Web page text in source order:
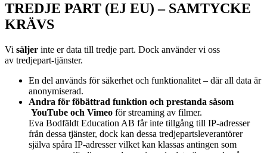
TREDJE PART (EJ EU) – SAMTYCKE
KRÄVS
Vi säljer inte er data till tredje part. Dock använder vi oss
av tredjepart-tjänster.
En del används för säkerhet och funktionalitet – där all data är
anonymiserad.
Andra för föbättrad funktion och prestanda såsom
YouTube och Vimeo för streaming av filmer.
Eva Bodfäldt Education AB får inte tillgång till IP-adresser
från dessa tjänster, dock kan dessa tredjepartsleverantörer
själva spåra IP-adresser vilket kan klassas antingen som